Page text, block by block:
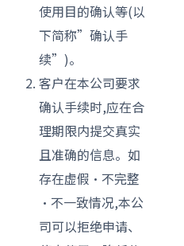
使用目的确认等(以
下简称”确认手
续”)。
客户在本公司要求
确认手续时,应在合
理期限内提交真实
且准确的信息。如
存在虚假·不完整
·不一致情况,本公
司可以拒绝申请、